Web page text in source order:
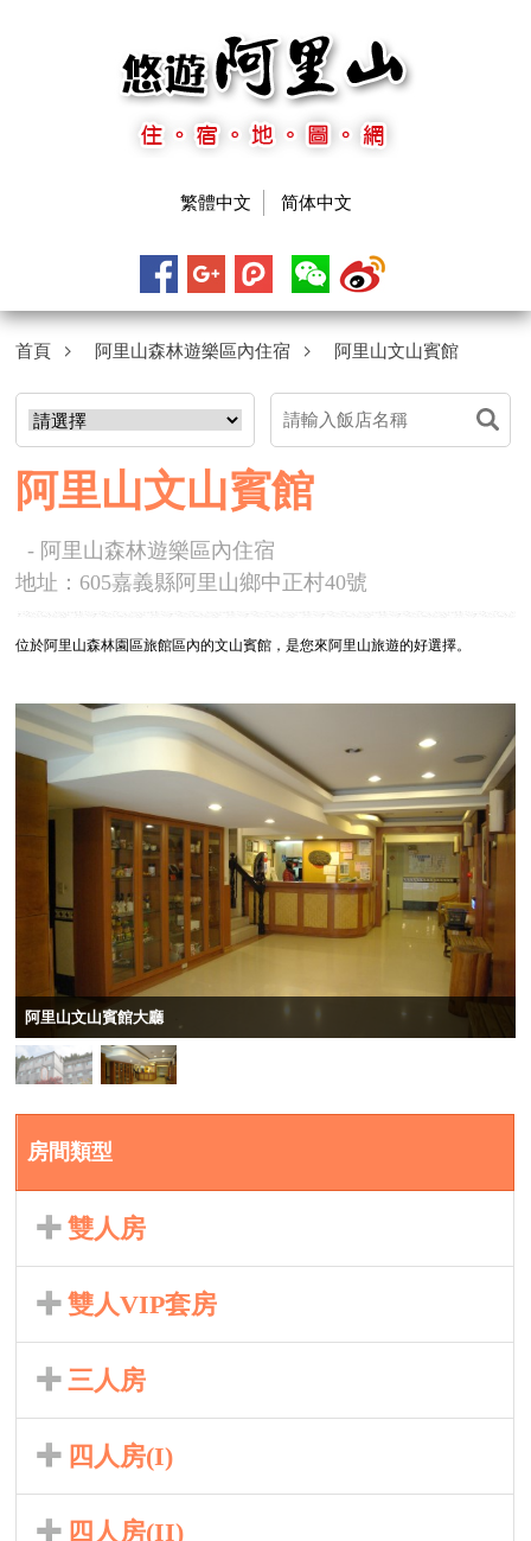
繁體中文 简体中文
首頁 阿里山森林遊樂區內住宿 阿里山文山賓館
阿里山文山賓館
- 阿里山森林遊樂區內住宿
地址：605嘉義縣阿里山鄉中正村40號
位於阿里山森林園區旅館區內的文山賓館，是您來阿里山旅遊的好選擇。
阿里山文山賓館大廳
房間類型
雙人房
雙人VIP套房
三人房
四人房(I)
四人房(II)